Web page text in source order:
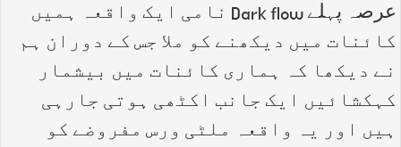
عرصہ پہلے Dark flow نامی ایک واقعہ ہمیں
کائنات میں دیکھنے کو ملا جس کے دوران ہم
نے دیکھا کہ ہماری کائنات میں بیشمار
کہکشائیں ایک جانب اکٹھی ہوتی جارہی
ہیں اور یہ واقعہ ملٹی ورس مفروضے کو